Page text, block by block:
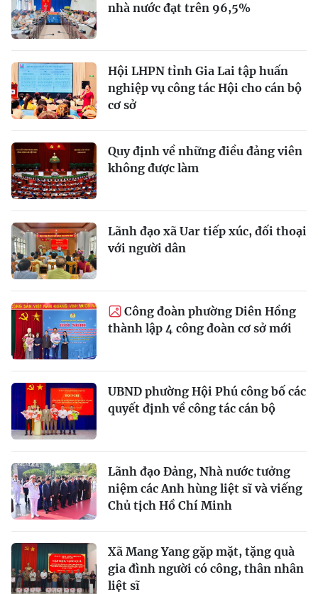
nhà nước đạt trên 96,5%
Hội LHPN tỉnh Gia Lai tập huấn
nghiệp vụ công tác Hội cho cán bộ
cơ sở
Quy định về những điều đảng viên
không được làm
Lãnh đạo xã Uar tiếp xúc, đối thoại
với người dân
Công đoàn phường Diên Hồng
thành lập 4 công đoàn cơ sở mới
UBND phường Hội Phú công bố các
quyết định về công tác cán bộ
Lãnh đạo Đảng, Nhà nước tưởng
niệm các Anh hùng liệt sĩ và viếng
Chủ tịch Hồ Chí Minh
Xã Mang Yang gặp mặt, tặng quà
gia đình người có công, thân nhân
liệt sĩ